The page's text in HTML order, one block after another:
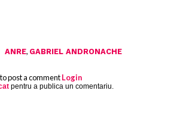
ANRE, GABRIEL ANDRONACHE
post a commentLogin
pentru a publica un comentariu.